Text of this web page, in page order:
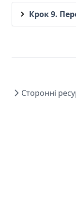
Крок 9.
Сторонні